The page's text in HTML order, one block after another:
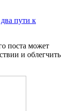
пути к
поста может
и облегчить